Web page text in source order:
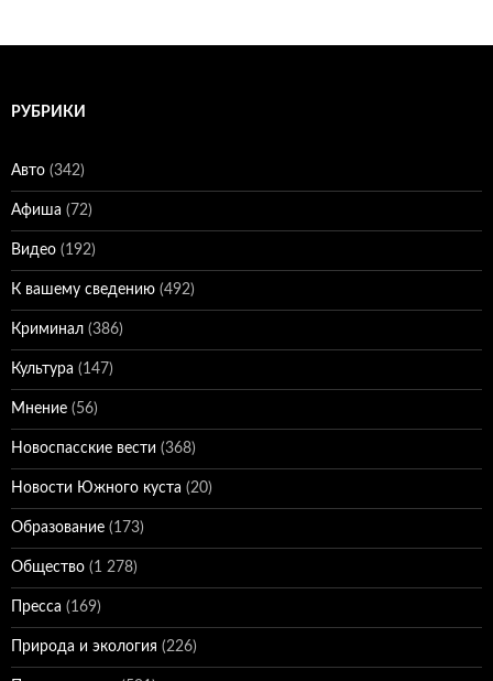
РУБРИКИ
Авто (342)
Афиша (72)
Видео (192)
К вашему сведению (492)
Криминал (386)
Культура (147)
Мнение (56)
Новоспасские вести (368)
Новости Южного куста (20)
Образование (173)
Общество (1 278)
Пресса (169)
Природа и экология (226)